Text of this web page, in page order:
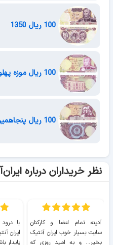
نظر خریداران درباره
آدینه تمام اعضا و کارکنان
سایت بسیار خوب ايران آنتیک
بخیر... و به امید روزی که
با
ایران
پایدار